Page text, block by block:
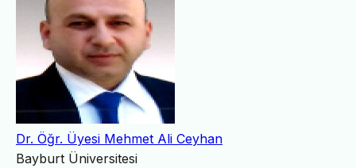
Dr. Öğr. Üyesi Mehmet Ali Ceyhan
Bayburt Üniversitesi